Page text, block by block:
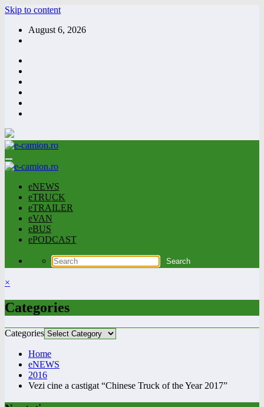
Skip to content
August 6, 2026
eNEWS
eTRUCK
eTRAILER
eVAN
eBUS
ePODCAST
×
Categories
Categories
Home
eNEWS
2016
Vezi cine a castigat “Chinese Truck of the Year 2017”